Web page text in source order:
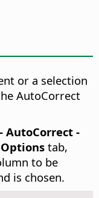
or a selection
AutoCorrect
AutoCorrect -
Options tab,
to be
is chosen.